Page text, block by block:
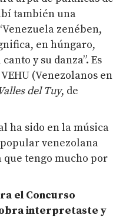
también una
zenében,
en húngaro,
y su danza”. Es
(Venezolanos en
del Tuy, de
ha sido en la música
venezolana
que tengo mucho por
el Concurso
obra interpretaste y